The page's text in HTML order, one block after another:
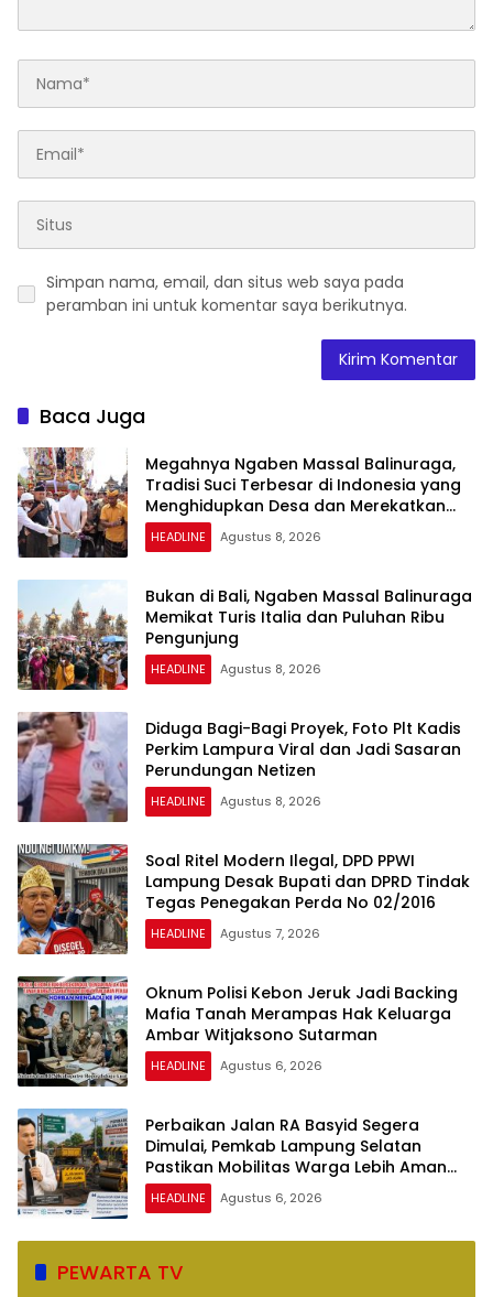
Simpan nama, email, dan situs web saya pada
peramban ini untuk komentar saya berikutnya.
Baca Juga
Megahnya Ngaben Massal Balinuraga,
Tradisi Suci Terbesar di Indonesia yang
Menghidupkan Desa dan Merekatkan
Ikatan Keluarga
HEADLINE Agustus 8, 2026
Bukan di Bali, Ngaben Massal Balinuraga
Memikat Turis Italia dan Puluhan Ribu
Pengunjung
HEADLINE Agustus 8, 2026
Diduga Bagi-Bagi Proyek, Foto Plt Kadis
Perkim Lampura Viral dan Jadi Sasaran
Perundungan Netizen
HEADLINE Agustus 8, 2026
Soal Ritel Modern Ilegal, DPD PPWI
Lampung Desak Bupati dan DPRD Tindak
Tegas Penegakan Perda No 02/2016
HEADLINE Agustus 7, 2026
Oknum Polisi Kebon Jeruk Jadi Backing
Mafia Tanah Merampas Hak Keluarga
Ambar Witjaksono Sutarman
HEADLINE Agustus 6, 2026
Perbaikan Jalan RA Basyid Segera
Dimulai, Pemkab Lampung Selatan
Pastikan Mobilitas Warga Lebih Aman
dan Nyaman
HEADLINE Agustus 6, 2026
PEWARTA TV